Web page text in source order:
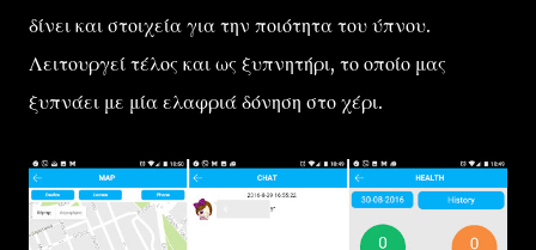
δίνει και στοιχεία για την ποιότητα του ύπνου.
Λειτουργεί τέλος και ως ξυπνητήρι, το οποίο μας
ξυπνάει με μία ελαφριά δόνηση στο χέρι.